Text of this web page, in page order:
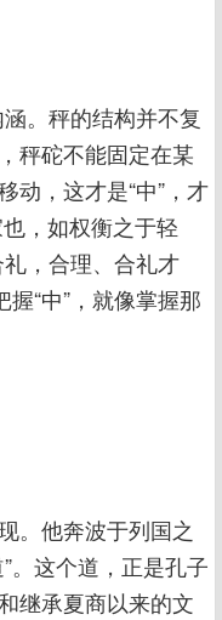
涵。秤的结构并不复
秤砣不能固定在某
动，这才是“中”，才
，如权衡之于轻
，合理、合礼才
“中”，就像掌握那
。他奔波于列国之
。这个道，正是孔子
继承夏商以来的文